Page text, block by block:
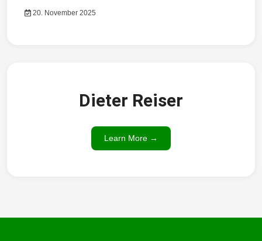
20. November 2025
Dieter Reiser
Learn More →